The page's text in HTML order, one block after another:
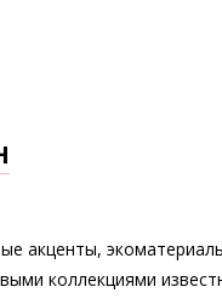
акценты,
коллекциями